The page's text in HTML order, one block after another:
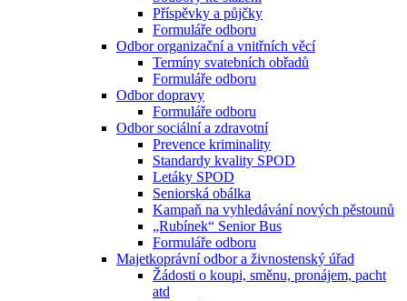
Příspěvky a půjčky
Formuláře odboru
Odbor organizační a vnitřních věcí
Termíny svatebních obřadů
Formuláře odboru
Odbor dopravy
Formuláře odboru
Odbor sociální a zdravotní
Prevence kriminality
Standardy kvality SPOD
Letáky SPOD
Seniorská obálka
Kampaň na vyhledávání nových pěstounů
„Rubínek“ Senior Bus
Formuláře odboru
Majetkoprávní odbor a živnostenský úřad
Žádosti o koupi, směnu, pronájem, pacht
atd